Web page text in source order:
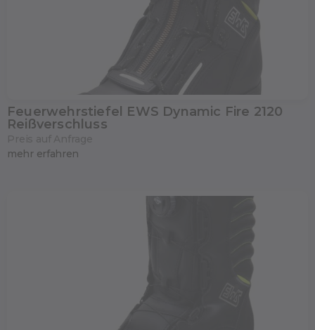
Feuerwehrstiefel EWS Dynamic Fire 2120
Reißverschluss
mehr erfahren